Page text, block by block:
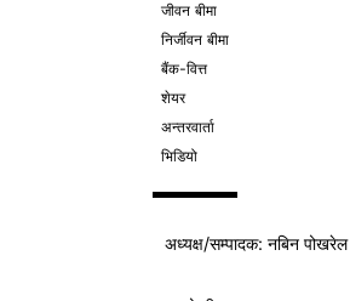
जीवन बीमा
निर्जीवन बीमा
बैंक-वित्त
शेयर
अन्तरवार्ता
भिडियो
अध्यक्ष/सम्पादक: नबिन पोखरेल